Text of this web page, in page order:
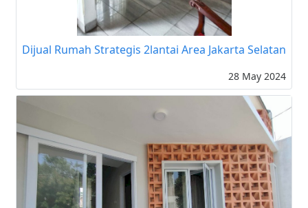
Dijual Rumah Strategis 2lantai Area Jakarta Selatan
28 May 2024